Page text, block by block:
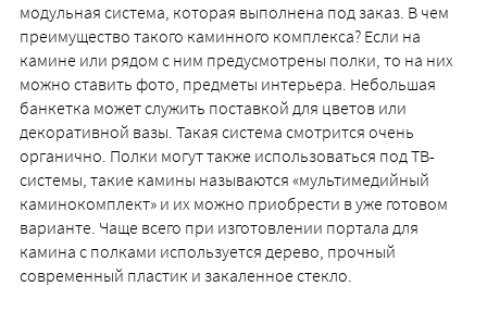
модульная система, которая выполнена под заказ. В чем
преимущество такого каминного комплекса? Если на
камине или рядом с ним предусмотрены полки, то на них
можно ставить фото, предметы интерьера. Небольшая
банкетка может служить поставкой для цветов или
декоративной вазы. Такая система смотрится очень
органично. Полки могут также использоваться под ТВ-
системы, такие камины называются «мультимедийный
каминокомплект» и их можно приобрести в уже готовом
варианте. Чаще всего при изготовлении портала для
камина с полками используется дерево, прочный
современный пластик и закаленное стекло.